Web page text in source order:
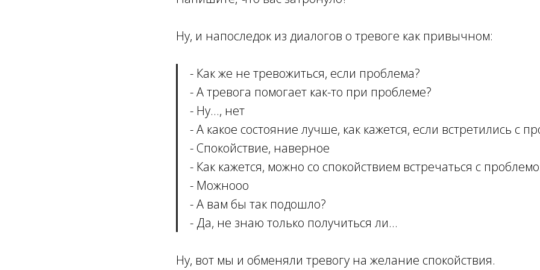
Ну, и напоследок из диалогов о тревоге как привычном:
- Как же не тревожиться, если проблема?
- А тревога помогает как-то при проблеме?
- Ну..., нет
- А какое состояние лучше, как кажется, если встретились с
- Спокойствие, наверное
- Как кажется, можно со спокойствием встречаться с
- Можнооо
- А вам бы так подошло?
- Да, не знаю только получиться ли...
Ну, вот мы и обменяли тревогу на желание спокойствия.